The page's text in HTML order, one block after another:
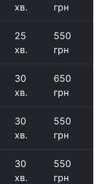
хв.
грн
25
хв.
550
грн
30
хв.
650
грн
30
хв.
550
грн
30
хв.
550
грн